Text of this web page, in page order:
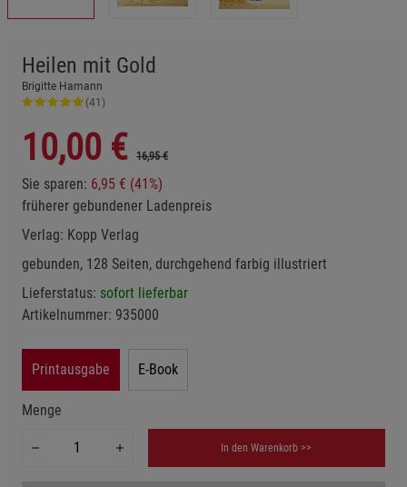
Heilen mit Gold
Brigitte Hamann
(41)
10,00 € 16,95 €
Sie sparen: 6,95 € (41%)
früherer gebundener Ladenpreis
Verlag: Kopp Verlag
gebunden, 128 Seiten, durchgehend farbig illustriert
Lieferstatus: sofort lieferbar
Artikelnummer: 935000
Printausgabe E-Book
Menge
In den Warenkorb >>